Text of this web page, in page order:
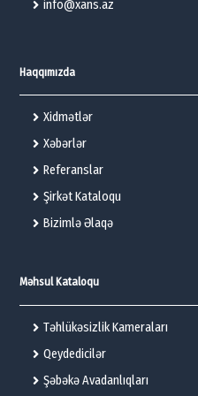
info@xans.az
Haqqımızda
Xidmətlər
Xəbərlər
Referanslar
Şirkət Kataloqu
Bizimlə Əlaqə
Məhsul Kataloqu
Təhlükəsizlik Kameraları
Qeydedicilər
Şəbəkə Avadanlıqları